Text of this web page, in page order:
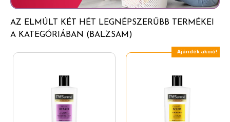
Stearamidopropyl Dimethylamine
Cetyl Palmitate
Parfum (Fragrance)
Isopropyl Alcohol
Cetrimonium Chloride
AZ ELMÚLT KÉT HÉT LEGNÉPSZERŰBB TERMÉKEI
A KATEGÓRIÁBAN (BALZSAM)
Ajándék akció!